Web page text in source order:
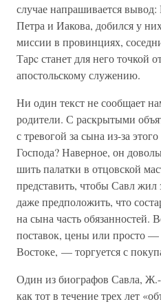
случае напрашивается
Петра и Иакова, добился у
миссии в провинциях,
Тарc станет для него точкой
апостольскому служению.
Ни один текст не сообщает
родители. С раскрытыми
с тревогой за сына из-за
Господа? Наверное, он
шить палатки в отцовской
представить, чтобы Савл
даже предположить, что
на сына часть обязанностей.
поставок, цены или просто —
Востоке, — торгуется с
Один из биографов Савла,
как тот в течение трех лет